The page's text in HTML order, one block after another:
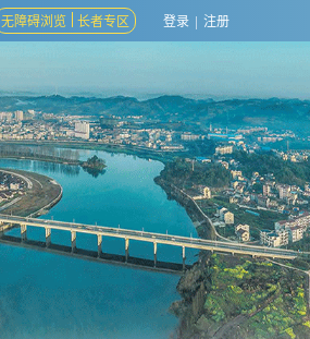
无障碍浏览 长者专区 登录 | 注册